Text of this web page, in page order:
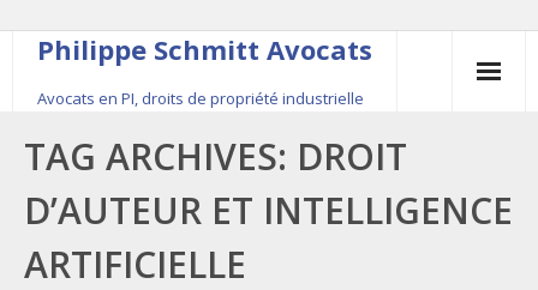
Philippe Schmitt Avocats
Avocats en PI, droits de propriété industrielle
45, rue Saint-Anne, 75001 Paris, +33 (0)1 84 16 35
54
Contact
TAG ARCHIVES: DROIT
D’AUTEUR ET INTELLIGENCE
ARTIFICIELLE